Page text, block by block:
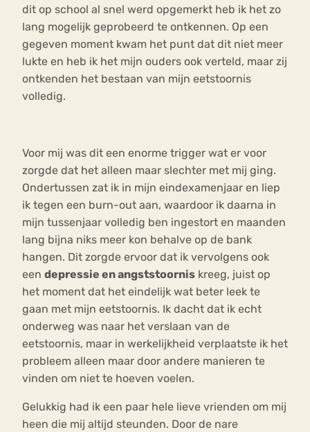
dit op school al snel werd opgemerkt heb ik het zo
lang mogelijk geprobeerd te ontkennen. Op een
gegeven moment kwam het punt dat dit niet meer
lukte en heb ik het mijn ouders ook verteld, maar zij
ontkenden het bestaan van mijn eetstoornis
volledig.
Voor mij was dit een enorme trigger wat er voor
zorgde dat het alleen maar slechter met mij ging.
Ondertussen zat ik in mijn eindexamenjaar en liep
ik tegen een burn-out aan, waardoor ik daarna in
mijn tussenjaar volledig ben ingestort en maanden
lang bijna niks meer kon behalve op de bank
hangen. Dit zorgde ervoor dat ik vervolgens ook
een depressie en angststoornis kreeg, juist op
het moment dat het eindelijk wat beter leek te
gaan met mijn eetstoornis. Ik dacht dat ik echt
onderweg was naar het verslaan van de
eetstoornis, maar in werkelijkheid verplaatste ik het
probleem alleen maar door andere manieren te
vinden om niet te hoeven voelen.
Gelukkig had ik een paar hele lieve vrienden om mij
heen die mij altijd steunden. Door de nare